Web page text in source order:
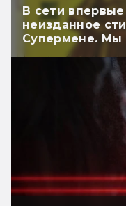
В сети
неизданное
Супермене. Мы